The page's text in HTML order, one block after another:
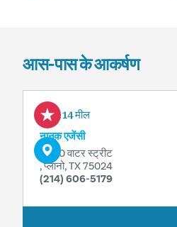
आस-पास के आकर्षण
0.14 मील
नानूक एजेंसी
6080 वाटर स्ट्रीट
, प्लानो, TX 75024
(214) 606-5179